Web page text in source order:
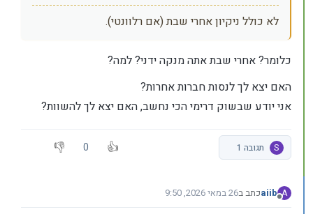
לא כולל ניקיון אחרי שבת (אם רלוונטי).
כלומר? אחרי שבת אתה מנקה ידני? למה?
האם יצא לך לנסות חברות אחרות?
אני יודע שבשוק דרימי הכי נחשב, האם יצא לך להשוות?
S תגובה 1 0
A
מנותק
aiibכתב ב26 במאי 2026, 9:50
נערך לאחרונה על ידי